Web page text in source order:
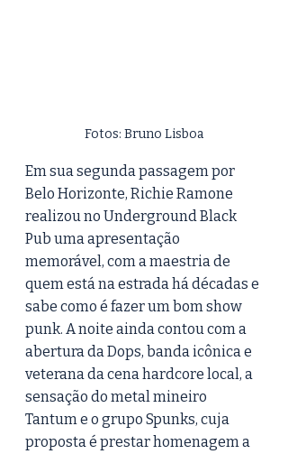
Fotos: Bruno Lisboa
Em sua segunda passagem por
Belo Horizonte, Richie Ramone
realizou no Underground Black
Pub uma apresentação
memorável, com a maestria de
quem está na estrada há décadas e
sabe como é fazer um bom show
punk. A noite ainda contou com a
abertura da Dops, banda icônica e
veterana da cena hardcore local, a
sensação do metal mineiro
Tantum e o grupo Spunks, cuja
proposta é prestar homenagem a